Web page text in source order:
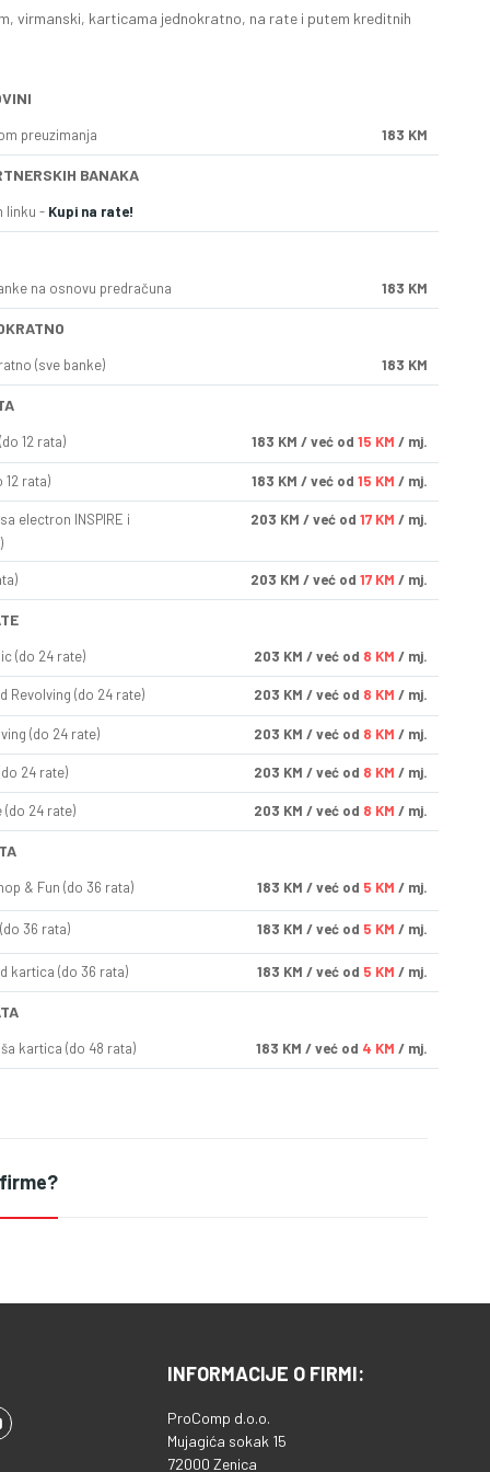
virmanski, karticama jednokratno, na rate i putem kreditnih
preuzimanja 183 KM
BANAKA
linku - Kupi na rate!
na osnovu predračuna 183 KM
(sve banke) 183 KM
12 rata) 183 KM / već od 15 KM / mj.
12 rata) 183 KM / već od 15 KM / mj.
electron INSPIRE i
203 KM / već od 17 KM / mj.
203 KM / već od 17 KM / mj.
(do 24 rate) 203 KM / već od 8 KM / mj.
Revolving (do 24 rate) 203 KM / već od 8 KM / mj.
(do 24 rate) 203 KM / već od 8 KM / mj.
24 rate) 203 KM / već od 8 KM / mj.
(do 24 rate) 203 KM / već od 8 KM / mj.
& Fun (do 36 rata) 183 KM / već od 5 KM / mj.
36 rata) 183 KM / već od 5 KM / mj.
kartica (do 36 rata) 183 KM / već od 5 KM / mj.
kartica (do 48 rata) 183 KM / već od 4 KM / mj.
INFORMACIJE O FIRMI:
ProComp d.o.o.
Mujagića sokak 15
72000 Zenica